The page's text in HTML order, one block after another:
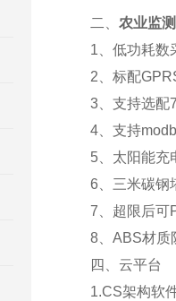
二、 农业监
1、低功耗数
2、标配
3、支持选配
4、支持
5、太阳能充
6、三米碳钢
7、超限后可
8、ABS材质
四、云平台
1.CS架构软